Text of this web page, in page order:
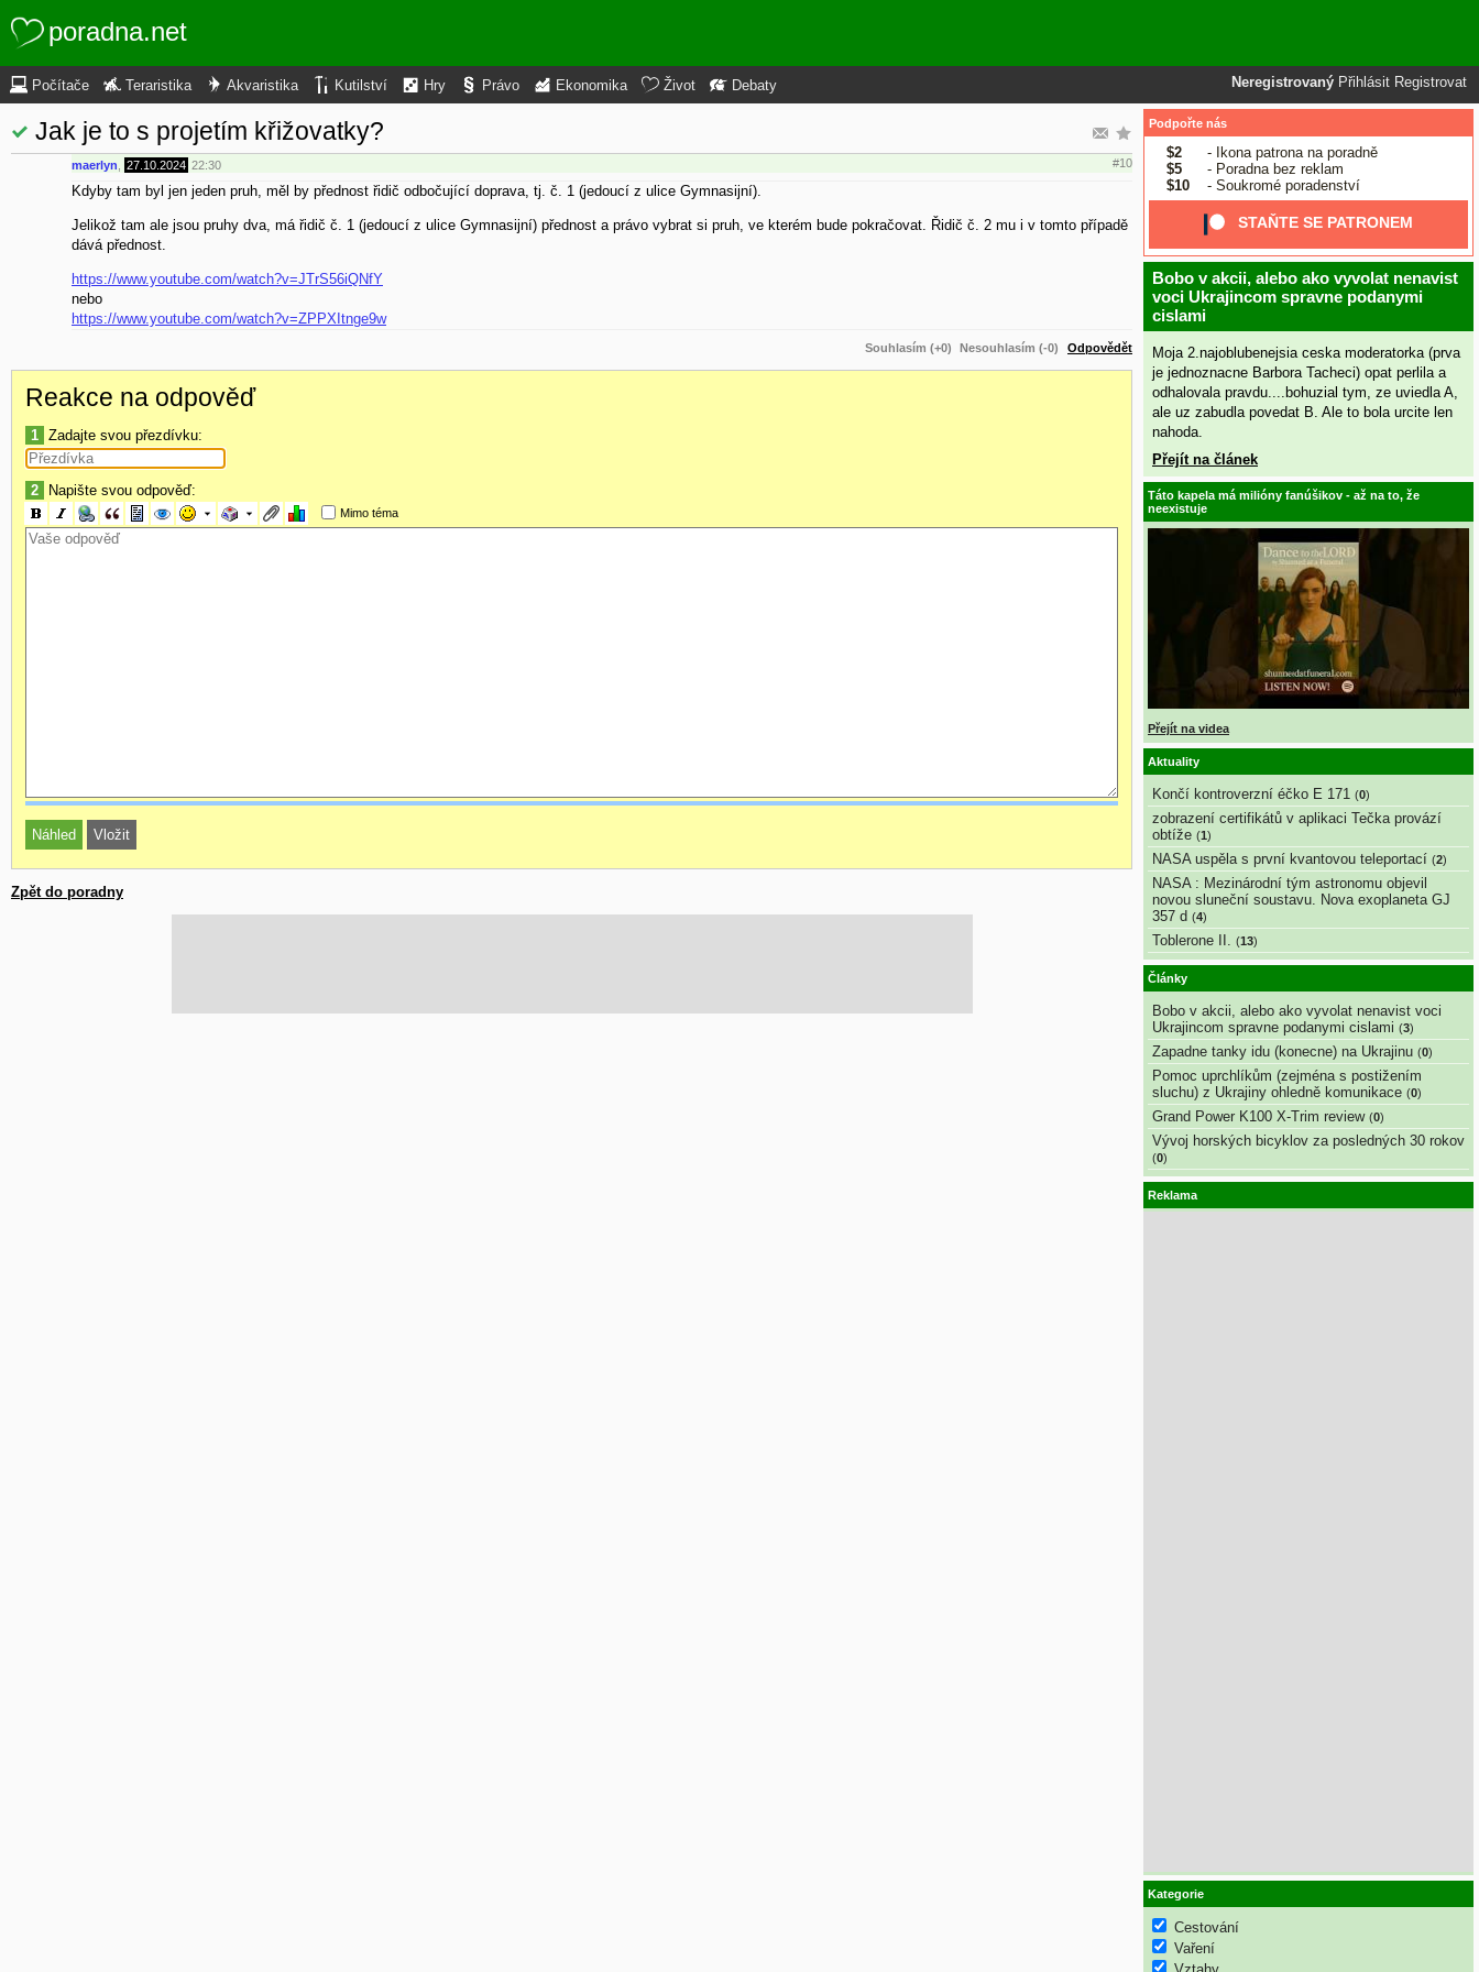
poradna.net
Neregistrovaný Přihlásit Registrovat
Počítače Teraristika Akvaristika Kutilství Hry Právo Ekonomika Život Debaty
Jak je to s projetím křižovatky?
maerlyn 27.10.2024 22:30 #10
Kdyby tam byl jen jeden pruh, měl by přednost řidič odbočující doprava, tj. č. 1 (jedoucí z ulice Gymnasijní).
Jelikož tam ale jsou pruhy dva, má řidič č. 1 (jedoucí z ulice Gymnasijní) přednost a právo vybrat si pruh, ve kterém bude pokračovat. Řidič č. 2 mu i v tomto případě
dává přednost.
https://www.youtube.com/watch?v=JTrS56iQNfY
nebo
https://www.youtube.com/watch?v=ZPPXItnge9w
Souhlasím (+0) Nesouhlasím (-0) Odpovědět
Reakce na odpověď
1 Zadajte svou přezdívku:
2 Napište svou odpověď:
Mimo téma
Zpět do poradny
Podpořte nás
$2
- Ikona patrona na poradně
$5
- Poradna bez reklam
$10
- Soukromé poradenství
STAŇTE SE PATRONEM
Bobo v akcii, alebo ako vyvolat nenavist
voci Ukrajincom spravne podanymi
cislami
Moja 2.najoblubenejsia ceska moderatorka (prva
je jednoznacne Barbora Tacheci) opat perlila a
odhalovala pravdu....bohuzial tym, ze uviedla A,
ale uz zabudla povedat B. Ale to bola urcite len
nahoda.
Přejít na článek
Táto kapela má milióny fanúšikov - až na to, že
neexistuje
Přejít na videa
Aktuality
Končí kontroverzní éčko E 171 (0)
zobrazení certifikátů v aplikaci Tečka provází
obtíže (1)
NASA uspěla s první kvantovou teleportací (2)
NASA : Mezinárodní tým astronomu objevil
novou sluneční soustavu. Nova exoplaneta GJ
357 d (4)
Toblerone II. (13)
Články
Bobo v akcii, alebo ako vyvolat nenavist voci
Ukrajincom spravne podanymi cislami (3)
Zapadne tanky idu (konecne) na Ukrajinu (0)
Pomoc uprchlíkům (zejména s postižením
sluchu) z Ukrajiny ohledně komunikace (0)
Grand Power K100 X-Trim review (0)
Vývoj horských bicyklov za posledných 30 rokov
(0)
Reklama
Kategorie
Cestování
Vaření